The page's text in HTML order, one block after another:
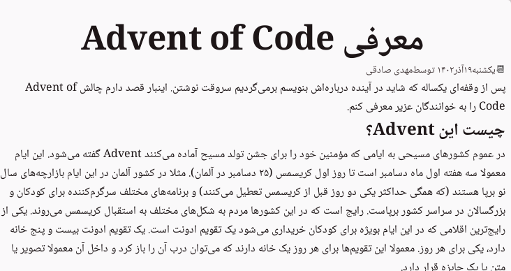
معرفی Advent of Code 📆یکشنبه۱۹آذر۱۴۰۲ توسطمهدی صادقی
پس از وقفه‌ای یکساله که شاید در آینده درباره‌اش بنویسم برمی‌گردیم سروقت نوشتن. اینبار قصد دارم چالش Advent of
Code را به خوانندگان عزیر معرفی کنم.
چیست این Advent؟
در عموم کشورهای مسیحی به ایامی که مؤمنین خود را برای جشن تولد مسیح آماده می‌کنند Advent گفته می‌شود. این ایام
معمولا سه هفته اول ماه دسامبر است تا روز اول کریسمس (۲۵ دسامبر در آلمان). مثلا در کشور آلمان در این ایام بازارچه‌های سال
نو برپا هستند (که همگی حداکثر یکی دو روز قبل از کریسمس تعطیل می‌کنند) و برنامه‌های مختلف سرگرم‌کننده برای کودکان و
بزرگسالان در سراسر کشور برپاست. رایج است که در این کشورها مردم به شکل‌های مختلف به استقبال کریسمس می‌روند. یکی از
رایج‌ترین اقلامی که در این ایام بویژه برای کودکان خریداری می‌شود یک تقویم ادونت است. یک تقویم ادونت بیست و پنج خانه
دارد، یکی برای هر روز. معمولا این تقویم‌ها برای هر روز یک خانه دارند که می‌توان درب آن را باز کرد و داخل آن معمولا تصویر یا